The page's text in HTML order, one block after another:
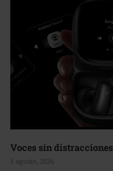
Voces sin distracciones
5 agosto, 2026